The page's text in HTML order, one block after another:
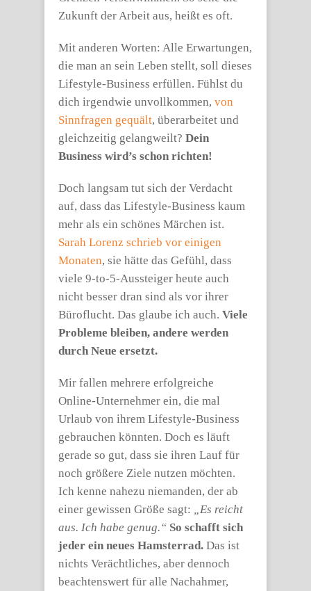
Zukunft der Arbeit aus, heißt es oft.
Mit anderen Worten: Alle Erwartungen,
die man an sein Leben stellt, soll dieses
Lifestyle-Business erfüllen. Fühlst du
dich irgendwie unvollkommen, von
Sinnfragen gequält, überarbeitet und
gleichzeitig gelangweilt? Dein
Business wird’s schon richten!
Doch langsam tut sich der Verdacht
auf, dass das Lifestyle-Business kaum
mehr als ein schönes Märchen ist.
Sarah Lorenz schrieb vor einigen
Monaten, sie hätte das Gefühl, dass
viele 9-to-5-Aussteiger heute auch
nicht besser dran sind als vor ihrer
Büroflucht. Das glaube ich auch. Viele
Probleme bleiben, andere werden
durch Neue ersetzt.
Mir fallen mehrere erfolgreiche
Online-Unternehmer ein, die mal
Urlaub von ihrem Lifestyle-Business
gebrauchen könnten. Doch es läuft
gerade so gut, dass sie ihren Lauf für
noch größere Ziele nutzen möchten.
Ich kenne nahezu niemanden, der ab
einer gewissen Größe sagt: „Es reicht
aus. Ich habe genug.“ So schafft sich
jeder ein neues Hamsterrad. Das ist
nichts Verächtliches, aber dennoch
beachtenswert für alle Nachahmer,